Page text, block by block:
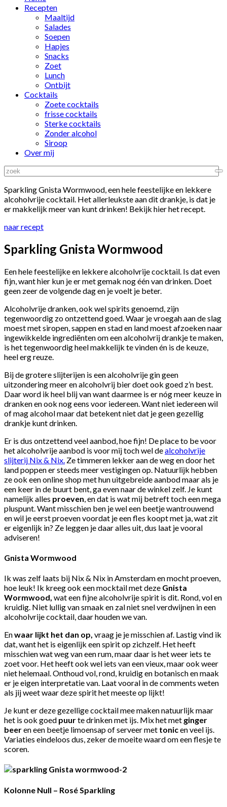
Recepten
Maaltijd
Salades
Soepen
Hapjes
Snacks
Zoet
Lunch
Ontbijt
Cocktails
Zoete cocktails
frisse cocktails
Sterke cocktails
Zonder alcohol
Siroop
Over mij
Sparkling Gnista Wormwood, een hele feestelijke en lekkere
alcoholvrije cocktail. Het allerleukste aan dit drankje, is dat je
er makkelijk meer van kunt drinken! Bekijk hier het recept.
naar recept
Sparkling Gnista Wormwood
Een hele feestelijke en lekkere alcoholvrije cocktail. Is dat even
fijn, want hier kun je er met gemak nog één van drinken. Doet
geen zeer de volgende dag en je voelt je beter.
Alcoholvrije dranken, ook wel spirits genoemd, zijn
tegenwoordig zo ontzettend goed. Waar je vroegah aan de slag
moest met siropen, sappen en stad en land moest afzoeken naar
ingewikkelde ingrediënten om een alcoholvrij drankje te maken,
is het tegenwoordig heel makkelijk te vinden én is de keuze,
heel erg reuze.
Bij de grotere slijterijen is een alcoholvrije gin geen
uitzondering meer en alcoholvrij bier doet ook goed z’n best.
Daar word ik heel blij van want daarmee is er nóg meer keuze in
dranken en ook nog eens voor iedereen. Want niet iedereen wil
of mag alcohol maar dat betekent niet dat je geen gezellig
drankje kunt drinken.
Er is dus ontzettend veel aanbod, hoe fijn! De place to be voor
het alcoholvrije aanbod is voor mij toch wel dealcoholvrije
slijterij Nix & Nix. Ze timmeren lekker aan de weg en door het
land poppen er steeds meer vestigingen op. Natuurlijk hebben
ze ook een online shop met hun uitgebreide aanbod maar als je
een keer in de buurt bent, ga even naar de winkel zelf. Je kunt
namelijk alles proeven , en dat is wat mij betreft toch een mega
pluspunt. Want misschien ben je wel een beetje wantrouwend
en wil je eerst proeven voordat je een fles koopt met ja, wat zit
er eigenlijk in? Ze leggen je daar alles uit, dus laat je vooral
adviseren!
Gnista Wormwood
Ik was zelf laats bij Nix & Nix in Amsterdam en mocht proeven,
hoe leuk! Ik kreeg ook een mocktail met deze Gnista
Wormwood, wat een fijne alcoholvrije spirit is dit. Rond, vol en
kruidig. Niet lullig van smaak en zal niet snel verdwijnen in een
alcoholvrije cocktail, daar houden we van.
Enwaar lijkt het dan op, vraag je je misschien af. Lastig vind ik
dat, want het is eigenlijk een spirit op zichzelf. Het heeft
misschien wat weg van een rum, maar daar is het weer iets te
zoet voor. Het heeft ook wel iets van een vieux, maar ook weer
niet helemaal. Onthoud vol, rond, kruidig en botanisch en maak
er je eigen interpretatie van. Laat vooral in de comments weten
als jij weet waar deze spirit het meeste op lijkt!
Je kunt er deze gezellige cocktail mee maken natuurlijk maar
het is ook goed puurte drinken met ijs. Mix het met ginger
beeren een beetje limoensap of serveer met tonicen veel ijs.
Variaties eindeloos dus, zeker de moeite waard om een flesje te
scoren.
Kolonne Null – Rosé Sparkling